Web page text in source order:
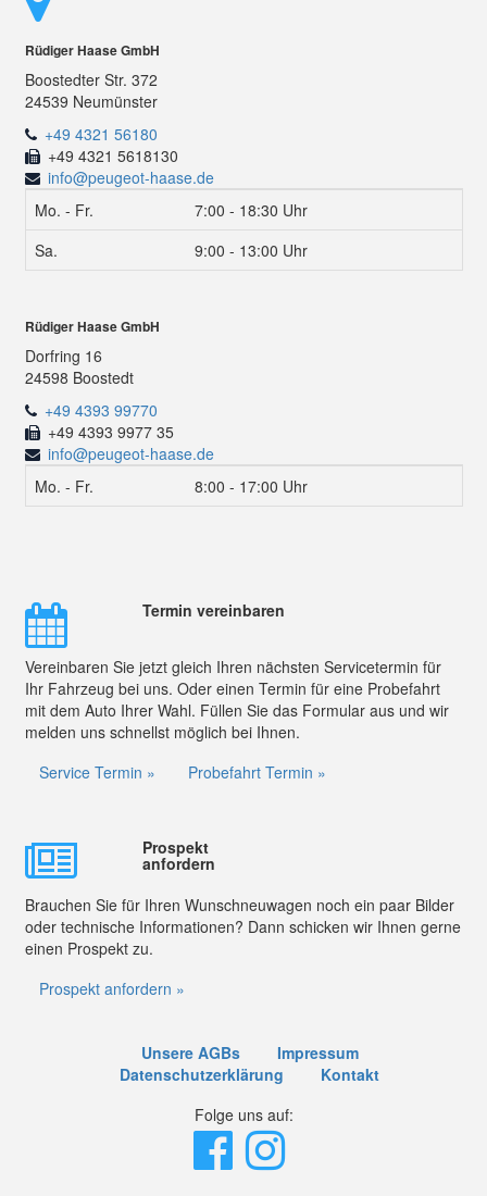
Rüdiger Haase GmbH
Boostedter Str. 372
24539 Neumünster
+49 4321 56180
+49 4321 5618130
info@peugeot-haase.de
Mo. - Fr.
7:00 - 18:30 Uhr
Sa.
9:00 - 13:00 Uhr
Rüdiger Haase GmbH
Dorfring 16
24598 Boostedt
+49 4393 99770
+49 4393 9977 35
info@peugeot-haase.de
Mo. - Fr.
8:00 - 17:00 Uhr
Termin vereinbaren
Vereinbaren Sie jetzt gleich Ihren nächsten Servicetermin für
Ihr Fahrzeug bei uns. Oder einen Termin für eine Probefahrt
mit dem Auto Ihrer Wahl. Füllen Sie das Formular aus und wir
melden uns schnellst möglich bei Ihnen.
Service Termin »
Probefahrt Termin »
Prospekt
anfordern
Brauchen Sie für Ihren Wunschneuwagen noch ein paar Bilder
oder technische Informationen? Dann schicken wir Ihnen gerne
einen Prospekt zu.
Prospekt anfordern »
Unsere AGBs
Impressum
Datenschutzerklärung
Kontakt
Folge uns auf: